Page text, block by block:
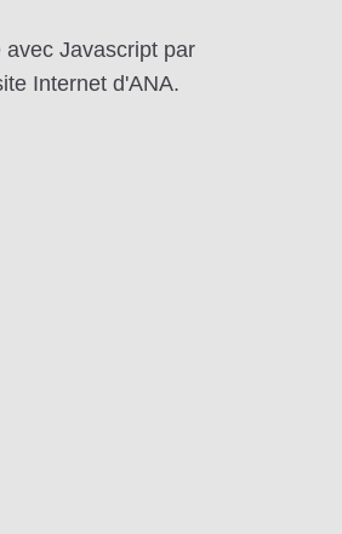
Javascript par
Internet d'ANA.